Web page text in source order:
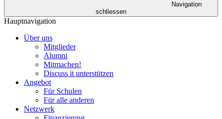
Navigation
schliessen
Hauptnavigation
Über uns
Mitglieder
Alumni
Mitmachen!
Discuss it unterstützen
Angebot
Für Schulen
Für alle anderen
Netzwerk